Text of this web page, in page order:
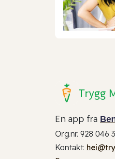
Trygg
En app fra
Org.nr. 928 046
Kontakt: